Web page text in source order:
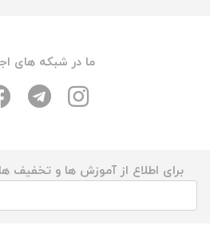
ما در شبکه های
برای اطلاع از آموزش ها و تخفیف ها